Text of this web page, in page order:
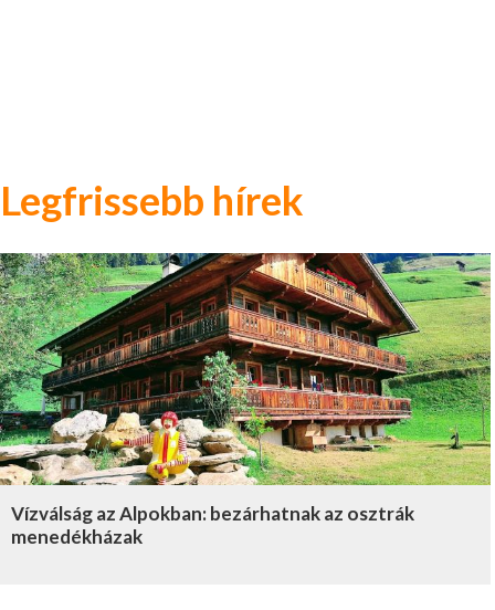
Legfrissebb hírek
Vízválság az Alpokban: bezárhatnak az osztrák
menedékházak